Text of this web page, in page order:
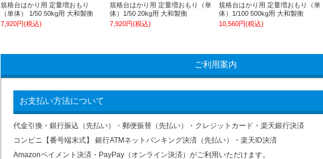
規格台はかり用 定量増おもり
（単体） 1/50 50kg用 大和製衡
7,920円(税込)
規格台はかり用 定量増おもり（単
体）1/50 20kg用 大和製衡
7,920円(税込)
規格台はかり用 定量増おもり（単
体）1/100 500kg用 大和製衡
10,560円(税込)
ご利用案内
お支払い方法について
代金引換・銀行振込（先払い）・郵便振替（先払い）・クレジットカード・楽天銀行決済
コンビニ【番号端末式】 銀行ATMネットバンキング決済（先払い）・楽天ID決済
Amazonペイメント決済・PayPay（オンライン決済）がご利用いただけます。